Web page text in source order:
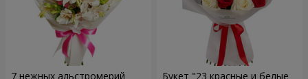
7 нежных альстромерий Букет "23 красные и белые